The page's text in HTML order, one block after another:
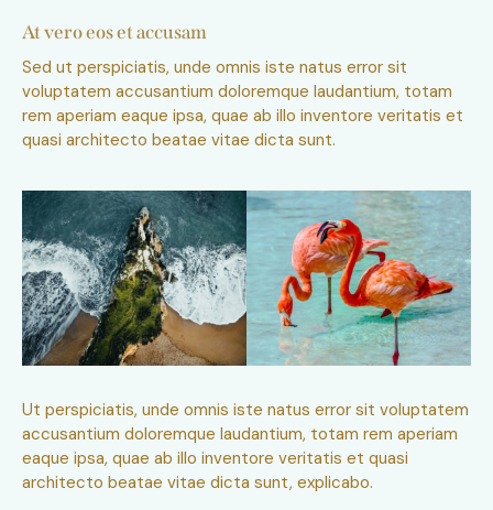
At vero eos et accusam
Sed ut perspiciatis, unde omnis iste natus error sit
voluptatem accusantium doloremque laudantium, totam
rem aperiam eaque ipsa, quae ab illo inventore veritatis et
quasi architecto beatae vitae dicta sunt.
Ut perspiciatis, unde omnis iste natus error sit voluptatem
accusantium doloremque laudantium, totam rem aperiam
eaque ipsa, quae ab illo inventore veritatis et quasi
architecto beatae vitae dicta sunt, explicabo.